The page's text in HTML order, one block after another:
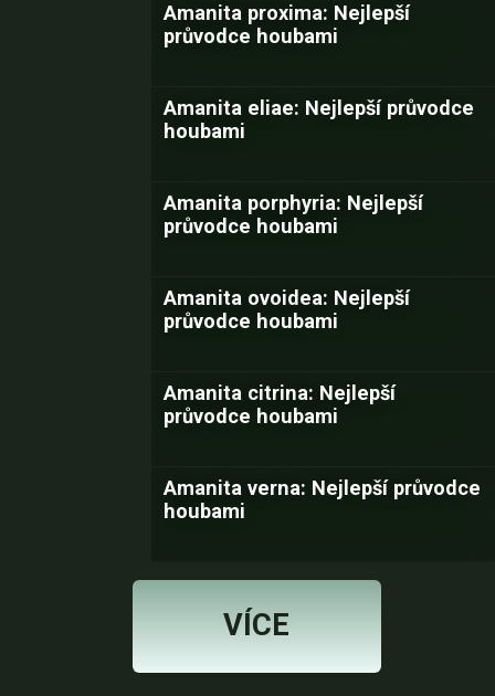
Amanita proxima: Nejlepší
průvodce houbami
Amanita eliae: Nejlepší průvodce
houbami
Amanita porphyria: Nejlepší
průvodce houbami
Amanita ovoidea: Nejlepší
průvodce houbami
Amanita citrina: Nejlepší
průvodce houbami
Amanita verna: Nejlepší průvodce
houbami
VÍCE